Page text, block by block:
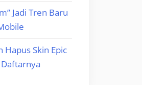
Jadi Tren Baru
Hapus Skin Epic